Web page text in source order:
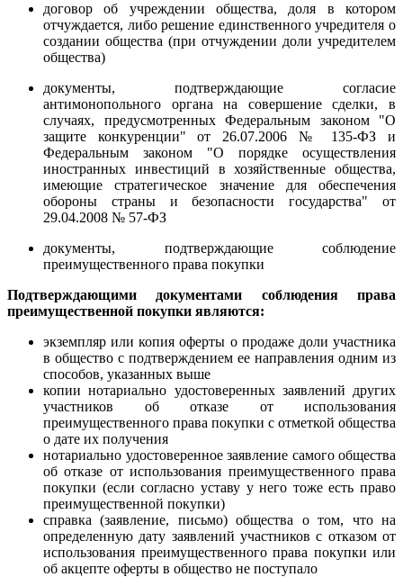
договор об учреждении общества, доля в котором
отчуждается, либо решение единственного учредителя о
создании общества (при отчуждении доли учредителем
общества)
документы, подтверждающие согласие
антимонопольного органа на совершение сделки, в
случаях, предусмотренных Федеральным законом "О
защите конкуренции" от 26.07.2006 № 135-ФЗ и
Федеральным законом "О порядке осуществления
иностранных инвестиций в хозяйственные общества,
имеющие стратегическое значение для обеспечения
обороны страны и безопасности государства" от
29.04.2008 № 57-ФЗ
документы, подтверждающие соблюдение
преимущественного права покупки
Подтверждающими документами соблюдения права
преимущественной покупки являются:
экземпляр или копия оферты о продаже доли участника
в общество с подтверждением ее направления одним из
способов, указанных выше
копии нотариально удостоверенных заявлений других
участников об отказе от использования
преимущественного права покупки с отметкой общества
о дате их получения
нотариально удостоверенное заявление самого общества
об отказе от использования преимущественного права
покупки (если согласно уставу у него тоже есть право
преимущественной покупки)
справка (заявление, письмо) общества о том, что на
определенную дату заявлений участников с отказом от
использования преимущественного права покупки или
об акцепте оферты в общество не поступало